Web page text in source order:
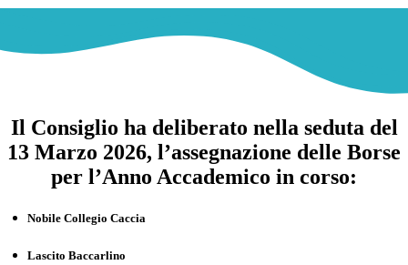
Il Consiglio ha deliberato nella seduta del
13 Marzo 2026, l’assegnazione delle Borse
per l’Anno Accademico in corso:
Nobile Collegio Caccia
Lascito Baccarlino